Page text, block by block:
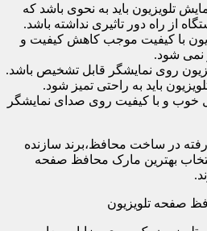
تلویزیون باید به نحوی باشد که
از راه دور تاثیری نداشته باشد.
با کیفیت موجب کاهش کیفیت و
نمی شود.
روی نمایشگر قابل تشخیص باشد.
باید به راحتی تمیز شود.
خوب و با کیفیت روی صدای نمایشگر
رفته در ساخت محافظ،برند سازنده
بهترین مارک محافظ صفحه
صفحه تلویزیون